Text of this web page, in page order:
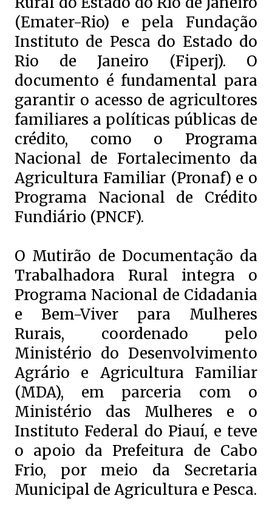
(Emater-Rio) e pela Fundação
Instituto de Pesca do Estado do
Rio de Janeiro (Fiperj). O
documento é fundamental para
garantir o acesso de agricultores
familiares a políticas públicas de
crédito, como o Programa
Nacional de Fortalecimento da
Agricultura Familiar (Pronaf) e o
Programa Nacional de Crédito
Fundiário (PNCF).
O Mutirão de Documentação da
Trabalhadora Rural integra o
Programa Nacional de Cidadania
e Bem-Viver para Mulheres
Rurais, coordenado pelo
Ministério do Desenvolvimento
Agrário e Agricultura Familiar
(MDA), em parceria com o
Ministério das Mulheres e o
Instituto Federal do Piauí, e teve
o apoio da Prefeitura de Cabo
Frio, por meio da Secretaria
Municipal de Agricultura e Pesca.